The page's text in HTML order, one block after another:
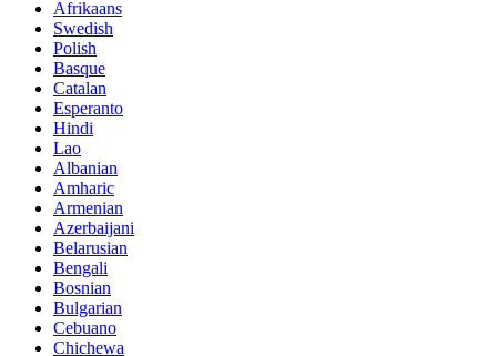
Afrikaans
Swedish
Polish
Basque
Catalan
Esperanto
Hindi
Lao
Albanian
Amharic
Armenian
Azerbaijani
Belarusian
Bengali
Bosnian
Bulgarian
Cebuano
Chichewa